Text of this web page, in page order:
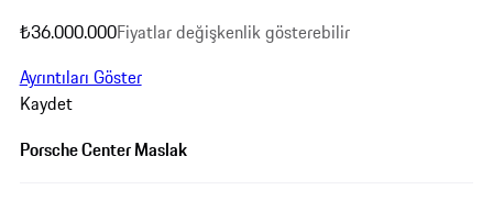
₺36.000.000Fiyatlar değişkenlik gösterebilir
Ayrıntıları Göster
Kaydet
Porsche Center Maslak